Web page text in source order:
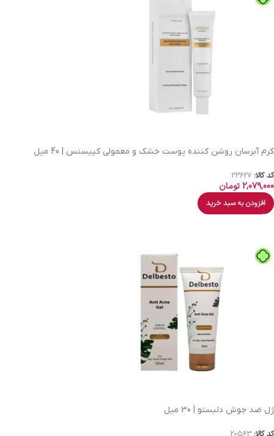
کرم آبرسان روشن کننده پوست خشک و معمولی کپیسنس | 40 میل
کد کالا: 23627
2,079,000تومان
افزودن به سبد خرید
ژل ضد جوش دلبستو | 30 میل